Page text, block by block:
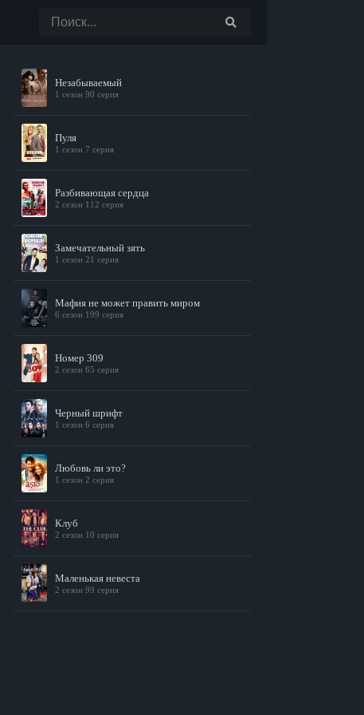
Незабываемый
1 сезон 90 серия
Пуля
1 сезон 7 серия
Разбивающая сердца
2 сезон 112 серия
Замечательный зять
1 сезон 21 серия
Мафия не может править миром
6 сезон 199 серия
Номер 309
2 сезон 65 серия
Черный шрифт
1 сезон 6 серия
Любовь ли это?
1 сезон 2 серия
Клуб
2 сезон 10 серия
Маленькая невеста
2 сезон 99 серия